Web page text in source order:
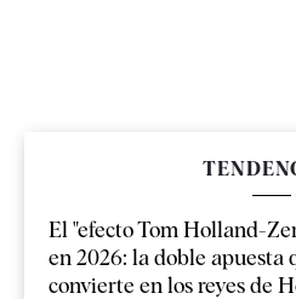
El "efecto Tom Holland-
en 2026: la doble apuesta
convierte en los reyes de